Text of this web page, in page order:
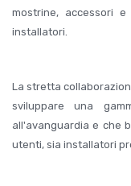
mostrine, accessori
installatori.
La stretta
sviluppare una
all'avanguardia e che
utenti, sia installatori